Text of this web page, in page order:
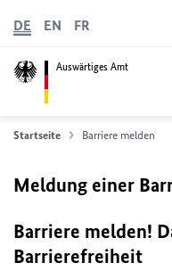
Auswärtiges Amt
DE EN FR
Startseite Barriere melden
Meldung einer
Barriere melden!
Barrierefreiheit